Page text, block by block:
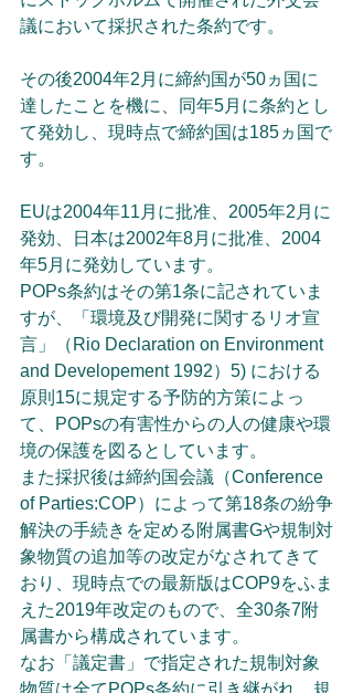
議において採択された条約です。
その後2004年2月に締約国が50ヵ国に
達したことを機に、同年5月に条約とし
て発効し、現時点で締約国は185ヵ国で
す。
EUは2004年11月に批准、2005年2月に
発効、日本は2002年8月に批准、2004
年5月に発効しています。
POPs条約はその第1条に記されていま
すが、「環境及び開発に関するリオ宣
言」（Rio Declaration on Environment
and Developement 1992）5) における
原則15に規定する予防的方策によっ
て、POPsの有害性からの人の健康や環
境の保護を図るとしています。
また採択後は締約国会議（Conference
of Parties:COP）によって第18条の紛争
解決の手続きを定める附属書Gや規制対
象物質の追加等の改定がなされてきて
おり、現時点での最新版はCOP9をふま
えた2019年改定のもので、全30条7附
属書から構成されています。
なお「議定書」で指定された規制対象
物質は全てPOPs条約に引き継がれ、規